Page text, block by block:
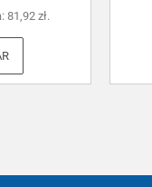
81,92 zł.